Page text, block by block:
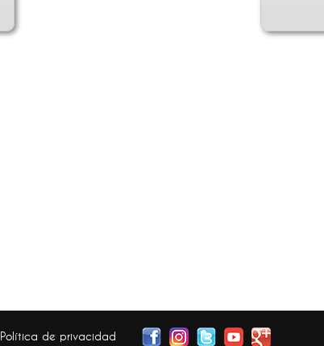
Política de privacidad